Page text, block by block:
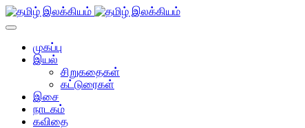
முகப்பு
இயல்
சிறுகதைகள்
கட்டுரைகள்
இசை
நாடகம்
கவிதை